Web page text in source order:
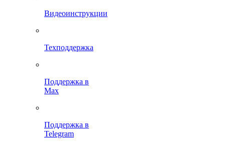
Видеоинструкции
Техподдержка
Поддержка в
Max
Поддержка в
Telegram